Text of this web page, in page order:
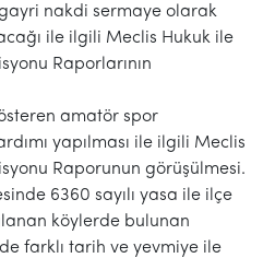
gayri nakdi sermaye olarak
ile ilgili Meclis Hukuk ile
Raporlarının
amatör spor
yapılması ile ilgili Meclis
Raporunun görüşülmesi.
6360 sayılı yasa ile ilçe
köylerde bulunan
farklı tarih ve yevmiye ile